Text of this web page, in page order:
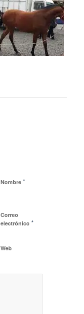
Nombre *
Correo
electrónico *
Web